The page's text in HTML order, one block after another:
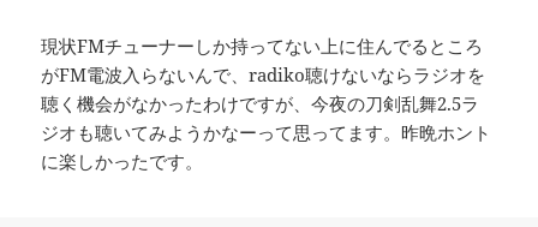
現状FMチューナーしか持ってない上に住んでるところ
がFM電波入らないんで、radiko聴けないならラジオを
聴く機会がなかったわけですが、今夜の刀剣乱舞2.5ラ
ジオも聴いてみようかなーって思ってます。昨晩ホント
に楽しかったです。